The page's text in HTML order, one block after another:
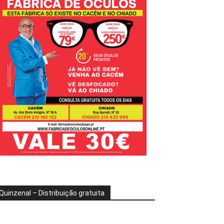
– Distribuição gratuita